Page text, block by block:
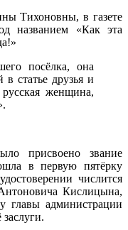
Тихоновны, в газете
названием «Как эта
посёлка, она
статье друзья и
женщина,
присвоено звание
в первую пятёрку
числится
Кислицына,
главы администрации